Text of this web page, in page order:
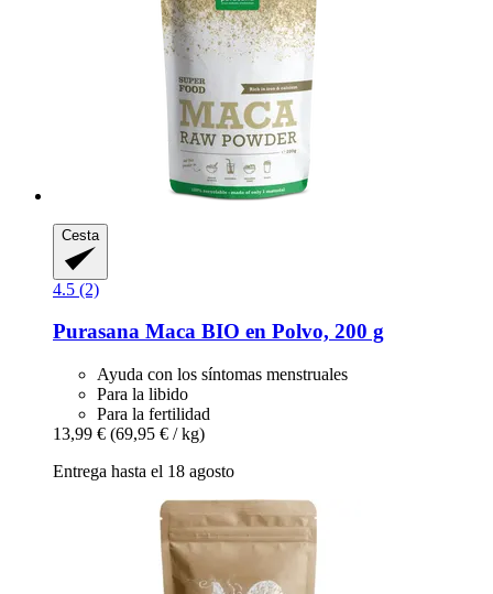
Cesta
4.5 (2)
Purasana Maca BIO en Polvo, 200 g
Ayuda con los síntomas menstruales
Para la libido
Para la fertilidad
13,99 € (69,95 € / kg)
Entrega hasta el 18 agosto